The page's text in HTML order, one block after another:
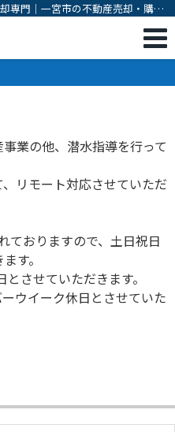
専門｜一宮市の不動産売却・購
会社リアルアイ
業の他、潜水指導を行って
リモート対応させていただ
ておりますので、土日祝日
す。
させていただきます。
ウイーク休日とさせていた